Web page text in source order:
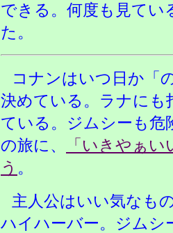
できる。何度も見てい
た。
コナンはいつ日か「
決めている。ラナにも
ている。ジムシーも
の旅に、
「いきやぁ
う 。
主人公はいい気なも
ハイハーバー。ジムシ